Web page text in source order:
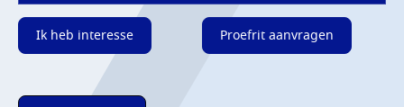
Ik heb interesse Proefrit aanvragen